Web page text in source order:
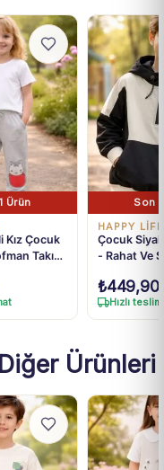
Ürün
Kız Çocuk
Takımı
Seti
Son
HAPPY LİFE
Çocuk
- Rahat Ve
İçin
₺449,90
Hızlı
Ürünleri